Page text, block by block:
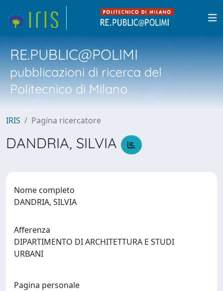
RE.PUBLIC@POLIMI
pubblicazioni di ricerca del
Politecnico di Milano
IRIS Pagina ricercatore
DANDRIA, SILVIA
Nome completo
DANDRIA, SILVIA
Afferenza
DIPARTIMENTO DI ARCHITETTURA E STUDI
URBANI
Pagina personale